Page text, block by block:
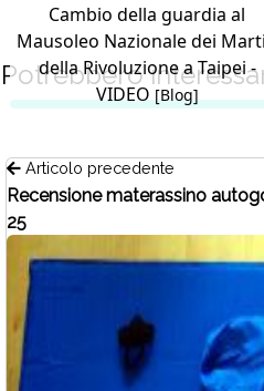
Potrebbero
Cambio della guardia al
Mausoleo Nazionale dei
della Rivoluzione a Taipei -
VIDEO[Blog]
Articolo precedente
Recensione materassino
25